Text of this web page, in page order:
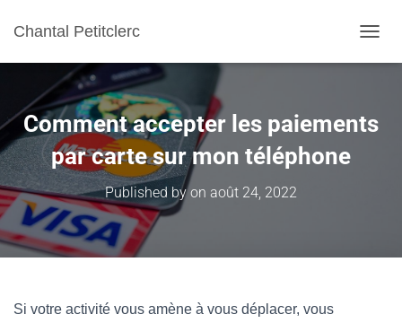
Chantal Petitclerc
Comment accepter les paiements
par carte sur mon téléphone
Published byon août 24, 2022
Si votre activité vous amène à vous déplacer, vous